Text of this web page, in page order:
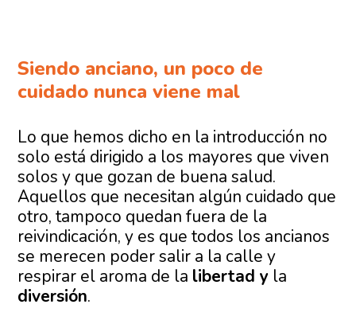
Siendo anciano, un poco de
cuidado nunca viene mal
Lo que hemos dicho en la introducción no
solo está dirigido a los mayores que viven
solos y que gozan de buena salud.
Aquellos que necesitan algún cuidado que
otro, tampoco quedan fuera de la
reivindicación, y es que todos los ancianos
se merecen poder salir a la calle y
respirar el aroma de la libertad y la
diversión.